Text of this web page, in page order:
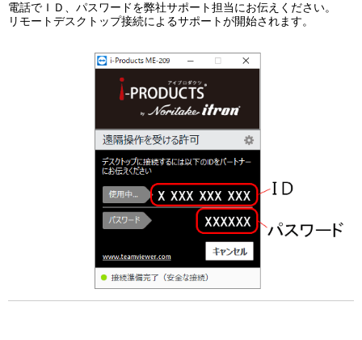
電話でＩＤ、パスワードを弊社サポート担当にお伝えください。
リモートデスクトップ接続によるサポートが開始されます。